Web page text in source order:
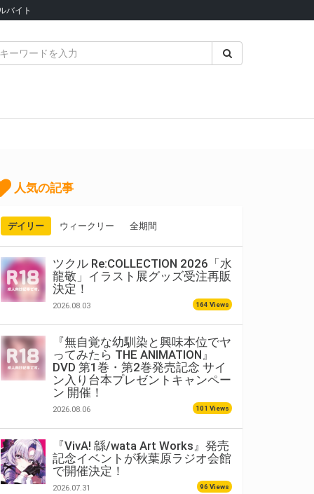
バイト
人気の記事
デイリー ウィークリー 全期間
ツクル Re:COLLECTION 2026「水
龍敬」イラスト展グッズ受注再販
決定！
2026.08.03 164 Views
『無自覚な幼馴染と興味本位でヤ
ってみたら THE ANIMATION』
DVD 第1巻・第2巻発売記念 サイ
ン入り台本プレゼントキャンペー
ン 開催！
2026.08.06 101 Views
『VivA! 緜/wata Art Works』発売
記念イベントが秋葉原ラジオ会館
で開催決定！
2026.07.31 96 Views